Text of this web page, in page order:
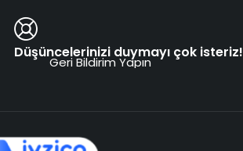
Düşüncelerinizi duymayı çok isteriz!
Geri Bildirim Yapın